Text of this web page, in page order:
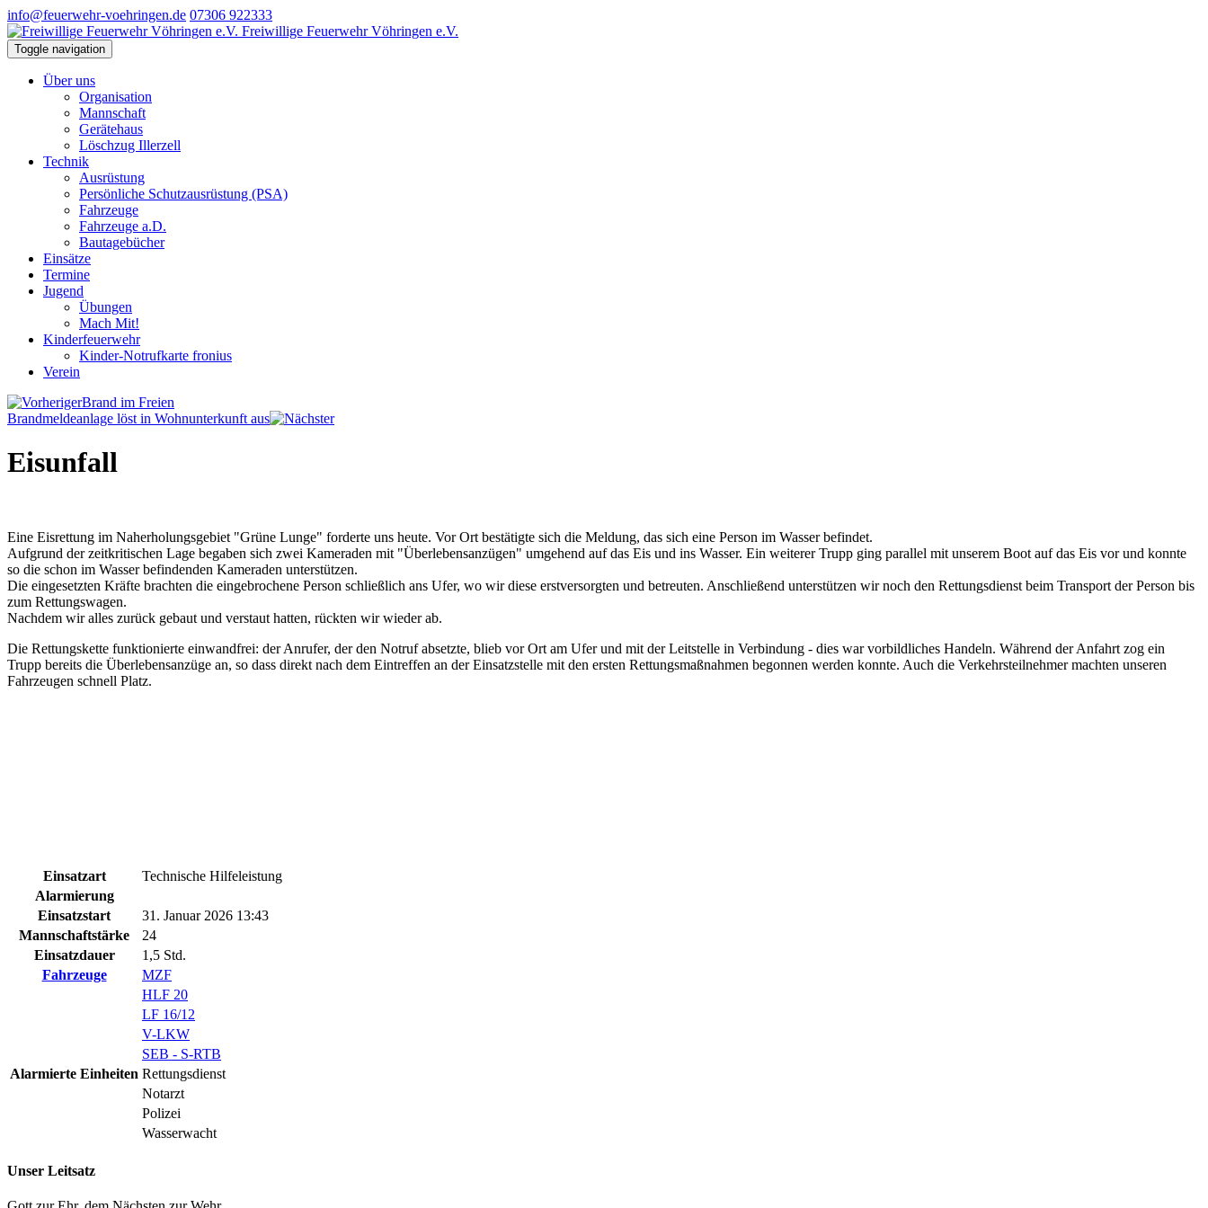
info@feuerwehr-voehringen.de 07306 922333
Freiwillige Feuerwehr Vöhringen e.V.
Toggle navigation
Über uns
Organisation
Mannschaft
Gerätehaus
Löschzug Illerzell
Technik
Ausrüstung
Persönliche Schutzausrüstung (PSA)
Fahrzeuge
Fahrzeuge a.D.
Bautagebücher
Einsätze
Termine
Jugend
Übungen
Mach Mit!
Kinderfeuerwehr
Kinder-Notrufkarte fronius
Verein
Brand im Freien
Brandmeldeanlage löst in Wohnunterkunft aus
Eisunfall
Eine Eisrettung im Naherholungsgebiet "Grüne Lunge" forderte uns heute. Vor Ort bestätigte sich die Meldung, das sich eine Person im Wasser befindet.
Aufgrund der zeitkritischen Lage begaben sich zwei Kameraden mit "Überlebensanzügen" umgehend auf das Eis und ins Wasser. Ein weiterer Trupp ging parallel mit unserem Boot auf das Eis vor und konnte
so die schon im Wasser befindenden Kameraden unterstützen.
Die eingesetzten Kräfte brachten die eingebrochene Person schließlich ans Ufer, wo wir diese erstversorgten und betreuten. Anschließend unterstützen wir noch den Rettungsdienst beim Transport der Person bis
zum Rettungswagen.
Nachdem wir alles zurück gebaut und verstaut hatten, rückten wir wieder ab.
Die Rettungskette funktionierte einwandfrei: der Anrufer, der den Notruf absetzte, blieb vor Ort am Ufer und mit der Leitstelle in Verbindung - dies war vorbildliches Handeln. Während der Anfahrt zog ein
Trupp bereits die Überlebensanzüge an, so dass direkt nach dem Eintreffen an der Einsatzstelle mit den ersten Rettungsmaßnahmen begonnen werden konnte. Auch die Verkehrsteilnehmer machten unseren
Fahrzeugen schnell Platz.
Einsatzart
Technische Hilfeleistung
Alarmierung
Einsatzstart
31. Januar 2026 13:43
Mannschaftstärke
24
Einsatzdauer
1,5 Std.
Fahrzeuge
MZF
HLF 20
LF 16/12
V-LKW
SEB - S-RTB
Alarmierte Einheiten Rettungsdienst
Notarzt
Polizei
Wasserwacht
Unser Leitsatz